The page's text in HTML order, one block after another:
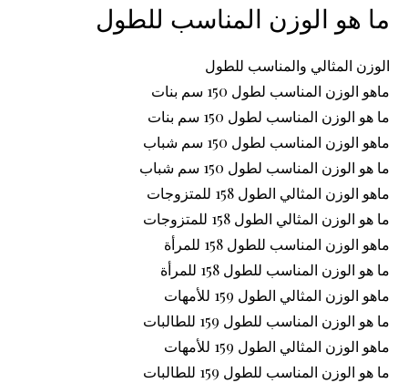
ما هو الوزن المناسب للطول
الوزن المثالي والمناسب للطول
ماهو الوزن المناسب لطول 150 سم بنات
ما هو الوزن المناسب لطول 150 سم بنات
ماهو الوزن المناسب لطول 150 سم شباب
ما هو الوزن المناسب لطول 150 سم شباب
ماهو الوزن المثالي الطول 158 للمتزوجات
ما هو الوزن المثالي الطول 158 للمتزوجات
ماهو الوزن المناسب للطول 158 للمرأة
ما هو الوزن المناسب للطول 158 للمرأة
ماهو الوزن المثالي الطول 159 للأمهات
ما هو الوزن المناسب للطول 159 للطالبات
ماهو الوزن المثالي الطول 159 للأمهات
ما هو الوزن المناسب للطول 159 للطالبات